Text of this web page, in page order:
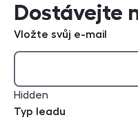
Dostávejte
Vložte svůj e-mail
Hidden
Typ leadu